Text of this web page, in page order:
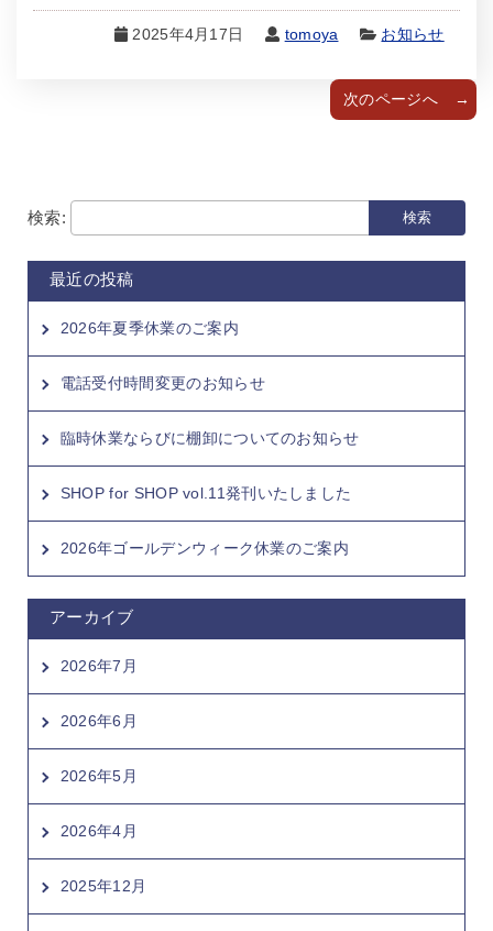
2025年4月17日 tomoya お知らせ
次のページへ
検索:
最近の投稿
2026年夏季休業のご案内
電話受付時間変更のお知らせ
臨時休業ならびに棚卸についてのお知らせ
SHOP for SHOP vol.11発刊いたしました
2026年ゴールデンウィーク休業のご案内
アーカイブ
2026年7月
2026年6月
2026年5月
2026年4月
2025年12月